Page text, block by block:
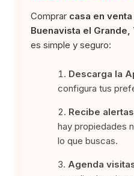
Comprar casa en
Buenavista el Grande,
es simple y seguro:
Descarga la
configura tus
Recibe
hay propiedades
lo que buscas.
Agenda